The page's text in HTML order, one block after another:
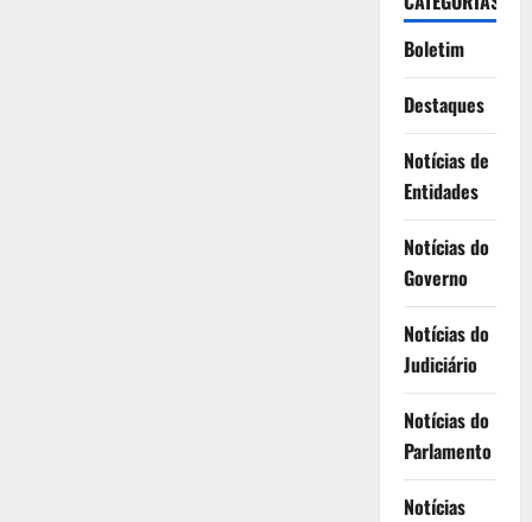
Boletim
Destaques
Notícias de
Entidades
Notícias do
Governo
Notícias do
Judiciário
Notícias do
Parlamento
Notícias